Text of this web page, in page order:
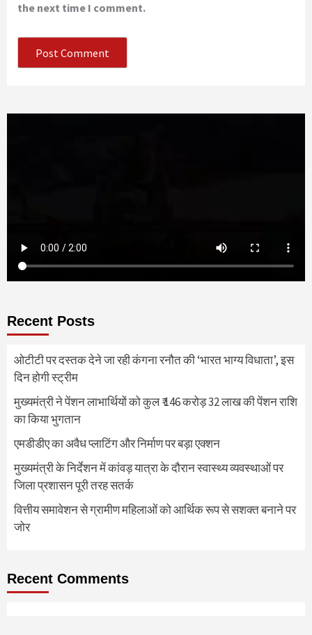
the next time I comment.
Recent Posts
ओटीटी पर दस्तक देने जा रही कंगना रनौत की ‘भारत भाग्य विधाता’, इस
दिन होगी स्ट्रीम
मुख्यमंत्री ने पेंशन लाभार्थियों को कुल ₹ 146 करोड़ 32 लाख की पेंशन राशि
का किया भुगतान
एमडीडीए का अवैध प्लाटिंग और निर्माण पर बड़ा एक्शन
मुख्यमंत्री के निर्देशन में कांवड़ यात्रा के दौरान स्वास्थ्य व्यवस्थाओं पर
जिला प्रशासन पूरी तरह सतर्क
वित्तीय समावेशन से ग्रामीण महिलाओं को आर्थिक रूप से सशक्त बनाने पर
जोर
Recent Comments